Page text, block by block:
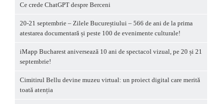
Ce crede ChatGPT despre Berceni
20-21 septembrie – Zilele Bucureștiului – 566 de ani de la prima
atestarea documentară și peste 100 de evenimente culturale!
iMapp Bucharest aniversează 10 ani de spectacol vizual, pe 20 și 21
septembrie!
Cimitirul Bellu devine muzeu virtual: un proiect digital care merită
toată atenția